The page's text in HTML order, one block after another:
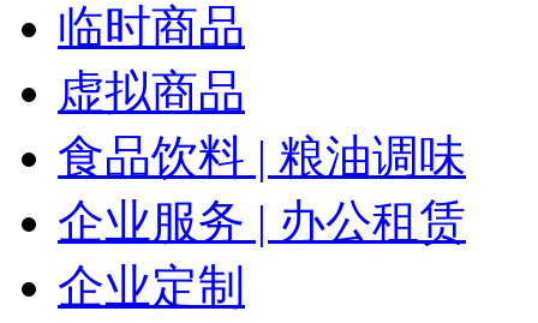
临时商品
虚拟商品
食品饮料 | 粮油调味
企业服务 | 办公租赁
企业定制